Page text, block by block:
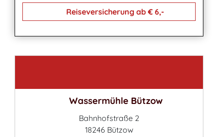
Reiseversicherung ab € 6,-
Wassermühle Bützow
Bahnhofstraße 2
18246 Bützow